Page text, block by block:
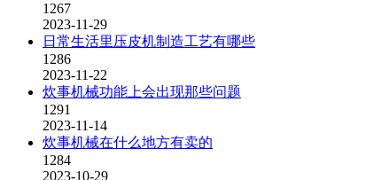
1267
2023-11-29
日常生活里压皮机制造工艺有哪些
1286
2023-11-22
炊事机械功能上会出现那些问题
1291
2023-11-14
炊事机械在什么地方有卖的
1284
2023-10-29